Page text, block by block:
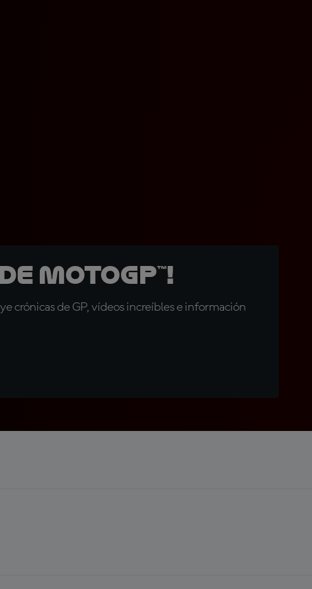
MotoGP™!
crónicas de GP, vídeos increíbles e información